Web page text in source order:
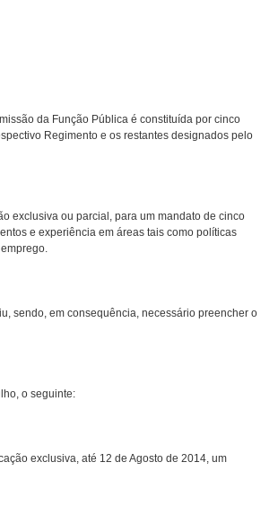
da Função Pública é constituída por cinco
Regimento e os restantes designados pelo
exclusiva ou parcial, para um mandato de cinco
e experiência em áreas tais como políticas
sendo, em consequência, necessário preencher o
o seguinte:
exclusiva, até 12 de Agosto de 2014, um